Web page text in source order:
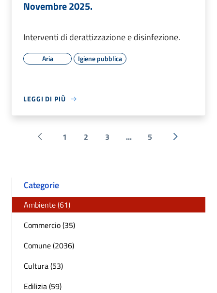
Novembre 2025.
Interventi di derattizzazione e disinfezione.
Aria Igiene pubblica
LEGGI DI PIÙ
Pagina precedente
1 2 3 ... 5 Successiva
Categorie
Ambiente (61)
Commercio (35)
Comune (2036)
Cultura (53)
Edilizia (59)